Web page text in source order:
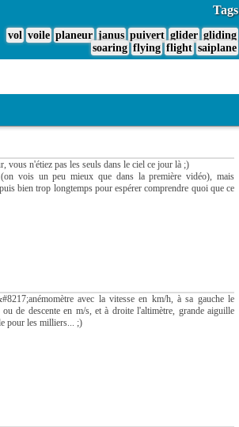
Tags
vol voile planeur janus puivert glider gliding
soaring flying flight saiplane
vous n'étiez pas les seuls dans le ciel ce jour là ;)
vois un peu mieux que dans la première vidéo), mais
bien trop longtemps pour espérer comprendre quoi que ce
avec la vitesse en km/h, à sa gauche le
de descente en m/s, et à droite l'altimètre, grande aiguille
pour les milliers... ;)